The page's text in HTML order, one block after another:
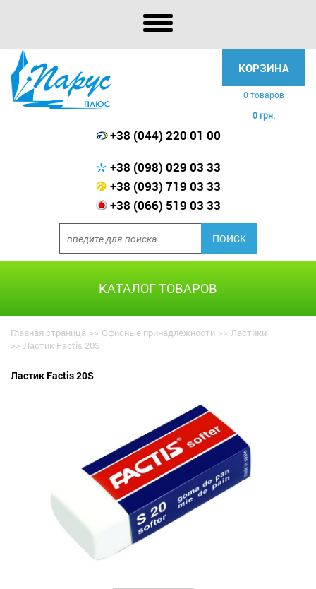
КОРЗИНА
0 товаров
0 грн.
+38 (044) 220 01 00
+38 (098) 029 03 33
+38 (093) 719 03 33
+38 (066) 519 03 33
КАТАЛОГ ТОВАРОВ
Главная страница >> Офисные принадлежности >> Ластики
>> Ластик Factis 20S
Ластик Factis 20S